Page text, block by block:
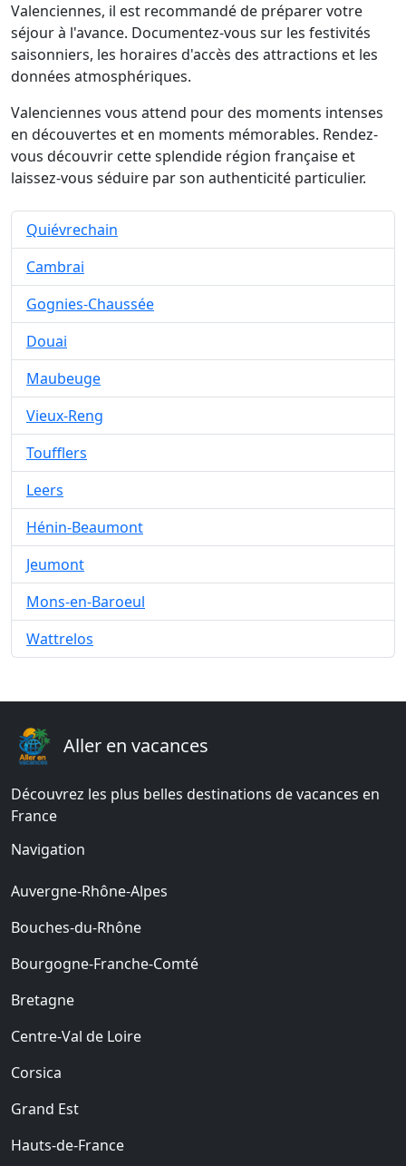
Valenciennes, il est recommandé de préparer votre
séjour à l'avance. Documentez-vous sur les festivités
saisonniers, les horaires d'accès des attractions et les
données atmosphériques.
Valenciennes vous attend pour des moments intenses
en découvertes et en moments mémorables. Rendez-
vous découvrir cette splendide région française et
laissez-vous séduire par son authenticité particulier.
Quiévrechain
Cambrai
Gognies-Chaussée
Douai
Maubeuge
Vieux-Reng
Toufflers
Leers
Hénin-Beaumont
Jeumont
Mons-en-Baroeul
Wattrelos
Aller en vacances
Découvrez les plus belles destinations de vacances en
France
Navigation
Auvergne-Rhône-Alpes
Bouches-du-Rhône
Bourgogne-Franche-Comté
Bretagne
Centre-Val de Loire
Corsica
Grand Est
Hauts-de-France